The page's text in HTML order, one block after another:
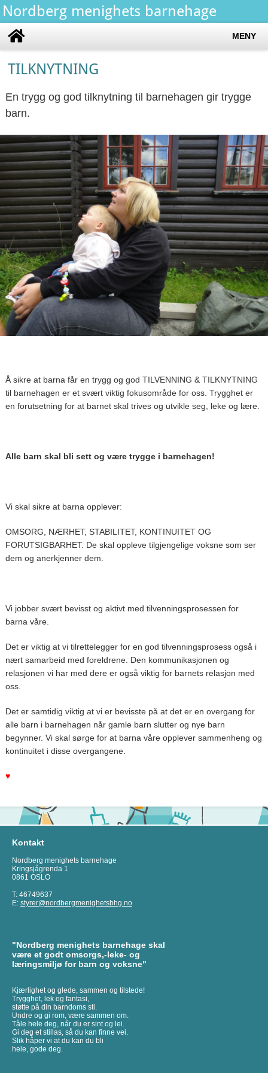
Nordberg menighets barnehage
MENY
TILKNYTNING
En trygg og god tilknytning til barnehagen gir trygge
barn.
Å sikre at barna får en trygg og god TILVENNING & TILKNYTNING
til barnehagen er et svært viktig fokusområde for oss. Trygghet er
en forutsetning for at barnet skal trives og utvikle seg, leke og lære.
Alle barn skal bli sett og være trygge i barnehagen!
Vi skal sikre at barna opplever:
OMSORG, NÆRHET, STABILITET, KONTINUITET OG
FORUTSIGBARHET. De skal oppleve tilgjengelige voksne som ser
dem og anerkjenner dem.
Vi jobber svært bevisst og aktivt med tilvenningsprosessen for
barna våre.
Det er viktig at vi tilrettelegger for en god tilvenningsprosess også i
nært samarbeid med foreldrene. Den kommunikasjonen og
relasjonen vi har med dere er også viktig for barnets relasjon med
oss.
Det er samtidig viktig at vi er bevisste på at det er en overgang for
alle barn i barnehagen når gamle barn slutter og nye barn
begynner. Vi skal sørge for at barna våre opplever sammenheng og
kontinuitet i disse overgangene.
♥
Kontakt
Nordberg menighets barnehage
Kringsjågrenda 1
0861 OSLO
T: 46749637
E: styrer@nordbergmenighetsbhg.no
"Nordberg menighets barnehage skal
være et godt omsorgs,-leke- og
læringsmiljø for barn og voksne"
Kjærlighet og glede, sammen og tilstede!
Trygghet, lek og fantasi,
støtte på din barndoms sti.
Undre og gi rom, være sammen om.
Tåle hele deg, når du er sint og lei.
Gi deg et stillas, så du kan finne vei.
Slik håper vi at du kan du bli
hele, gode deg.